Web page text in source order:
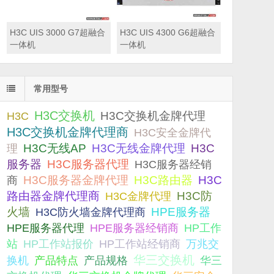
H3C UIS 3000 G7超融合
一体机
H3C UIS 4300 G6超融合
一体机
常用型号
H3C H3C交换机 H3C交换机金牌代理
H3C交换机金牌代理商 H3C安全金牌代
理 H3C无线AP H3C无线金牌代理 H3C
服务器 H3C服务器代理 H3C服务器经销
商 H3C服务器金牌代理 H3C路由器 H3C
路由器金牌代理商 H3C金牌代理 H3C防
火墙 H3C防火墙金牌代理商 HPE服务器
HPE服务器代理 HPE服务器经销商 HP工作
站 HP工作站报价 HP工作站经销商 万兆交
换机 产品特点 产品规格 华三交换机 华三